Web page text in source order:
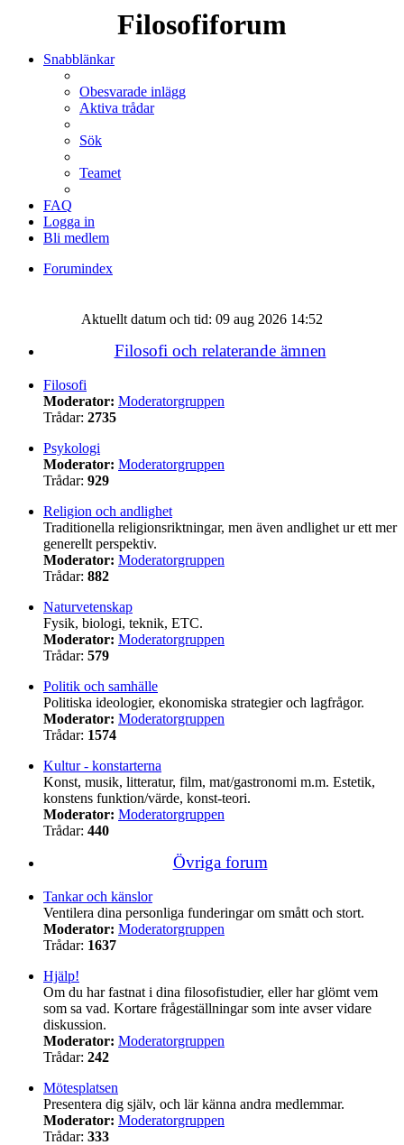
Filosofiforum
Snabblänkar
Obesvarade inlägg
Aktiva trådar
Sök
Teamet
FAQ
Logga in
Bli medlem
Forumindex
Aktuellt datum och tid: 09 aug 2026 14:52
Filosofi och relaterande ämnen
Filosofi
Moderator: Moderatorgruppen
Trådar: 2735
Psykologi
Moderator: Moderatorgruppen
Trådar: 929
Religion och andlighet
Traditionella religionsriktningar, men även andlighet ur ett mer
generellt perspektiv.
Moderator: Moderatorgruppen
Trådar: 882
Naturvetenskap
Fysik, biologi, teknik, ETC.
Moderator: Moderatorgruppen
Trådar: 579
Politik och samhälle
Politiska ideologier, ekonomiska strategier och lagfrågor.
Moderator: Moderatorgruppen
Trådar: 1574
Kultur - konstarterna
Konst, musik, litteratur, film, mat/gastronomi m.m. Estetik,
konstens funktion/värde, konst-teori.
Moderator: Moderatorgruppen
Trådar: 440
Övriga forum
Tankar och känslor
Ventilera dina personliga funderingar om smått och stort.
Moderator: Moderatorgruppen
Trådar: 1637
Hjälp!
Om du har fastnat i dina filosofistudier, eller har glömt vem
som sa vad. Kortare frågeställningar som inte avser vidare
diskussion.
Moderator: Moderatorgruppen
Trådar: 242
Mötesplatsen
Presentera dig själv, och lär känna andra medlemmar.
Moderator: Moderatorgruppen
Trådar: 333